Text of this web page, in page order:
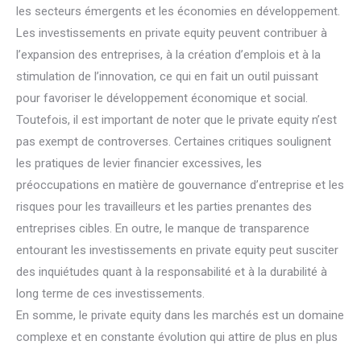
les secteurs émergents et les économies en développement.
Les investissements en private equity peuvent contribuer à
l’expansion des entreprises, à la création d’emplois et à la
stimulation de l’innovation, ce qui en fait un outil puissant
pour favoriser le développement économique et social.
Toutefois, il est important de noter que le private equity n’est
pas exempt de controverses. Certaines critiques soulignent
les pratiques de levier financier excessives, les
préoccupations en matière de gouvernance d’entreprise et les
risques pour les travailleurs et les parties prenantes des
entreprises cibles. En outre, le manque de transparence
entourant les investissements en private equity peut susciter
des inquiétudes quant à la responsabilité et à la durabilité à
long terme de ces investissements.
En somme, le private equity dans les marchés est un domaine
complexe et en constante évolution qui attire de plus en plus